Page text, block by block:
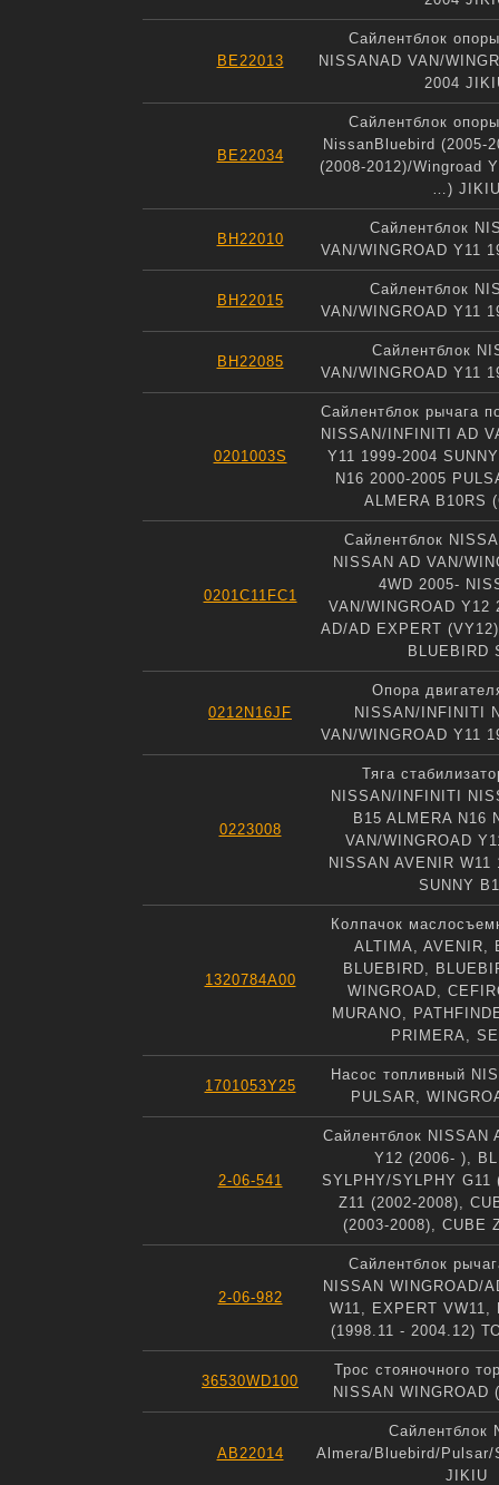
BE22013
Сайлентблок
NISSANAD VAN/
2004
BE22034
Сайлентблок
NissanBluebird (2005-
(2008-2012)/Wingroad
…)
BH22010
Сайлентблок
VAN/WINGROAD Y11
BH22015
Сайлентблок
VAN/WINGROAD Y11
BH22085
Сайлентблок
VAN/WINGROAD Y11
0201003S
Сайлентблок рычага
NISSAN/INFINITI AD
Y11 1999-2004
N16 2000-2005
ALMERA B10RS
0201C11FC1
Сайлентблок
NISSAN AD VAN/
4WD 2005-
VAN/WINGROAD Y12
AD/AD EXPERT
BLUEBIRD
0212N16JF
Опора
NISSAN/INFINITI
VAN/WINGROAD Y11
0223008
Тяга
NISSAN/INFINITI
B15 ALMERA N16
VAN/WINGROAD
NISSAN AVENIR W11
SUNNY
1320784A00
Колпачок
ALTIMA, AVENIR,
BLUEBIRD,
WINGROAD,
MURANO,
PRIMERA,
1701053Y25
Насос топливный
PULSAR,
2-06-541
Сайлентблок NISSAN
Y12 (2006- ),
SYLPHY/SYLPHY G11
Z11 (2002-2008),
(2003-2008), CUBE
2-06-982
Сайлентблок
NISSAN WINGROAD/
W11, EXPERT VW11,
(1998.11 - 2004.12)
36530WD100
Трос стояночного
NISSAN WINGROAD
AB22014
Сайлентблок
Almera/Bluebird/Pulsar/
JIKIU